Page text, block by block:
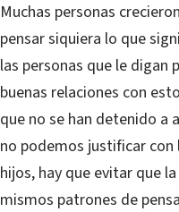
Muchas personas
pensar siquiera lo que
las personas que le digan
buenas relaciones con
que no se han detenido a
no podemos justificar con
hijos, hay que evitar que
mismos patrones de